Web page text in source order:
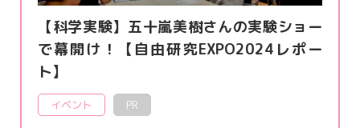
【科学実験】五十嵐美樹さんの実験ショー
で幕開け！【自由研究EXPO2024レポー
ト】
イベント PR